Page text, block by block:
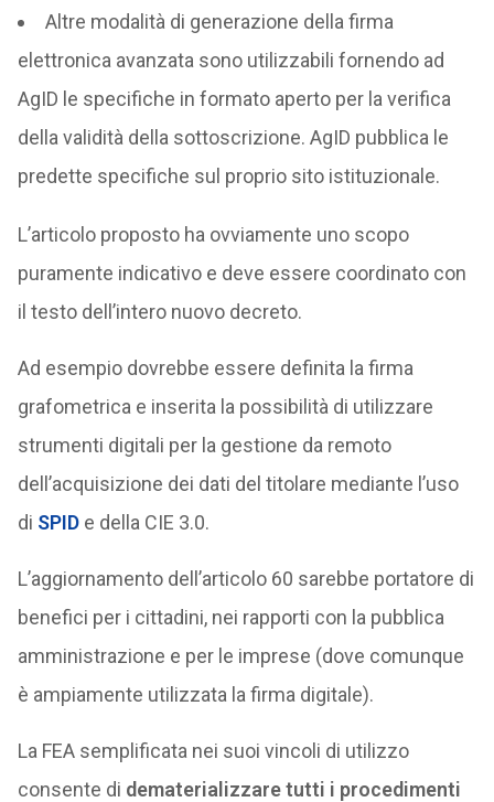
Altre modalità di generazione della firma
elettronica avanzata sono utilizzabili fornendo ad
AgID le specifiche in formato aperto per la verifica
della validità della sottoscrizione. AgID pubblica le
predette specifiche sul proprio sito istituzionale.
L’articolo proposto ha ovviamente uno scopo
puramente indicativo e deve essere coordinato con
il testo dell’intero nuovo decreto.
Ad esempio dovrebbe essere definita la firma
grafometrica e inserita la possibilità di utilizzare
strumenti digitali per la gestione da remoto
dell’acquisizione dei dati del titolare mediante l’uso
di SPID e della CIE 3.0.
L’aggiornamento dell’articolo 60 sarebbe portatore di
benefici per i cittadini, nei rapporti con la pubblica
amministrazione e per le imprese (dove comunque
è ampiamente utilizzata la firma digitale).
La FEA semplificata nei suoi vincoli di utilizzo
consente di dematerializzare tutti i procedimenti